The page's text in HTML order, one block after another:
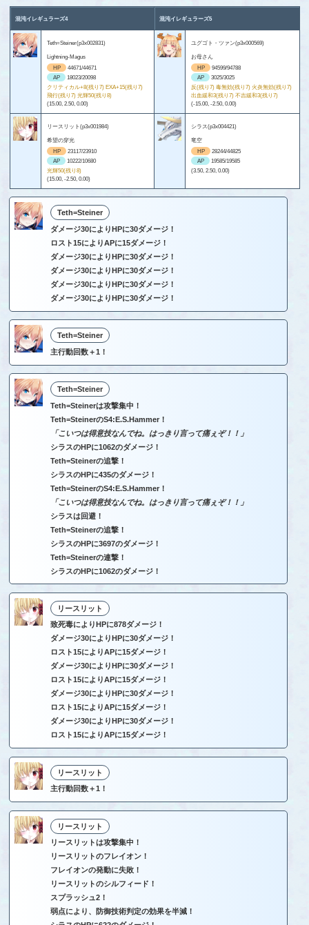
混沌イレギュラーズ4 混沌イレギュラーズ5
Teth=Steiner(p3x002831)
Lightning-Magus
HP
44671/44671
AP
18023/20098
クリティカル+8(残り7) EXA+15(残り7)
飛行(残り7) 光輝50(残り8)
(15.00, 2.50, 0.00)
ユグゴト・ツァン(p3x000569)
お母さん
HP
94599/94788
AP
3025/3025
反(残り7) 毒無効(残り7) 火炎無効(残り7)
出血緩和3(残り7) 不吉緩和3(残り7)
(-15.00, -2.50, 0.00)
リースリット(p3x001984)
希望の穿光
HP
23117/23910
AP
10222/10680
光輝50(残り8)
(15.00, -2.50, 0.00)
シラス(p3x004421)
竜空
HP
28244/44825
AP
19585/19585
(3.50, 2.50, 0.00)
Teth=Steiner
ダメージ30によりHPに30ダメージ！
ロスト15によりAPに15ダメージ！
ダメージ30によりHPに30ダメージ！
ダメージ30によりHPに30ダメージ！
ダメージ30によりHPに30ダメージ！
ダメージ30によりHPに30ダメージ！
Teth=Steiner
主行動回数＋1！
Teth=Steiner
Teth=Steinerは攻撃集中！
Teth=SteinerのS4:E.S.Hammer！
「こいつは得意技なんでね。はっきり言って痛ぇぞ！！」
シラスのHPに1062のダメージ！
Teth=Steinerの追撃！
シラスのHPに435のダメージ！
Teth=SteinerのS4:E.S.Hammer！
「こいつは得意技なんでね。はっきり言って痛ぇぞ！！」
シラスは回避！
Teth=Steinerの追撃！
シラスのHPに3697のダメージ！
Teth=Steinerの連撃！
シラスのHPに1062のダメージ！
リースリット
致死毒によりHPに878ダメージ！
ダメージ30によりHPに30ダメージ！
ロスト15によりAPに15ダメージ！
ダメージ30によりHPに30ダメージ！
ロスト15によりAPに15ダメージ！
ダメージ30によりHPに30ダメージ！
ロスト15によりAPに15ダメージ！
ダメージ30によりHPに30ダメージ！
ロスト15によりAPに15ダメージ！
リースリット
主行動回数＋1！
リースリット
リースリットは攻撃集中！
リースリットのフレイオン！
フレイオンの発動に失敗！
リースリットのシルフィード！
スプラッシュ2！
弱点により、防御技術判定の効果を半減！